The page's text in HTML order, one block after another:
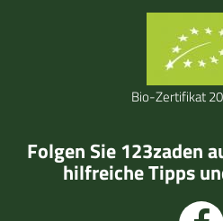
Bio-Zertifikat
Folgen Sie 123zaden
hilfreiche Tipps